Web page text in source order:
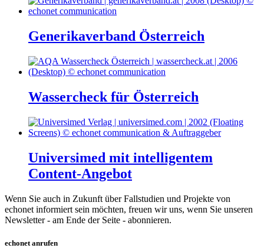
Generikaverband Österreich
Wassercheck für Österreich
Universimed mit intelligentem
Content-Angebot
Wenn Sie auch in Zukunft über Fallstudien und Projekte von
echonet informiert sein möchten, freuen wir uns, wenn Sie unseren
Newsletter - am Ende der Seite - abonnieren.
echonet anrufen